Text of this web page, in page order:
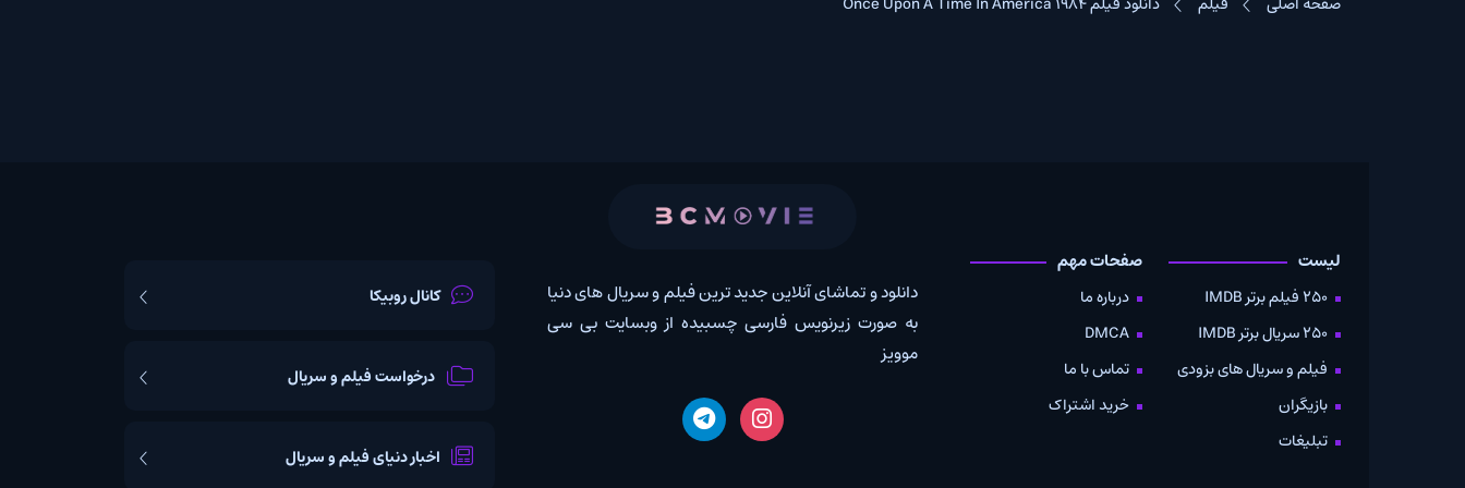
فیلم و سریال های بزودی
صفحات مهم
درباره ما
DMCA
تماس با ما
دانلود و تماشای آنلاین جدید ترین فیلم و سریال های دنیا
به صورت زیرنویس فارسی چسبیده از وبسایت بی سی
کانال روبیکا
درخواست فیلم و سریال
اخبار دنیای فیلم و سریال